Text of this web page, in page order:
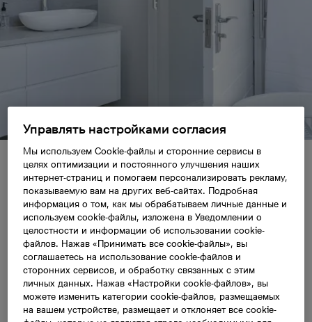
Эффективные советы для облегчения
весенней уборки дома
Эффективные
советы для
облегчения
Управлять настройками согласия
Мы используем Cookie-файлы и сторонние сервисы в
целях оптимизации и постоянного улучшения наших
интернет-страниц и помогаем персонализировать рекламу,
показываемую вам на других веб-сайтах. Подробная
информация о том, как мы обрабатываем личные данные и
используем cookie-файлы, изложена в Уведомлении о
целостности и информации об использовании cookie-
файлов. Нажав «Принимать все cookie-файлы», вы
соглашаетесь на использование cookie-файлов и
сторонних сервисов, и обработку связанных с этим
личных данных. Нажав «Настройки cookie-файлов», вы
можете изменить категории cookie-файлов, размещаемых
на вашем устройстве, размещает и отклоняет все cookie-